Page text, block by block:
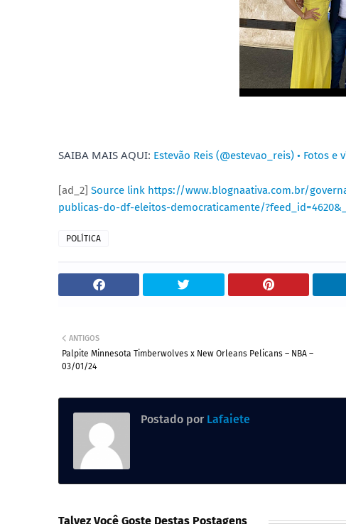
SAIBA MAIS AQUI: Estevão Reis (@estevao_reis) • Fotos e
[ad_2] Source link https://www.blognaativa.com.br/
publicas-do-df-eleitos-democraticamente/
POLÍTICA
ANTIGOS
Palpite Minnesota Timberwolves x New Orleans Pelicans – NBA –
03/01/24
Postado por Lafaiete
Talvez Você Goste Destas Postagens